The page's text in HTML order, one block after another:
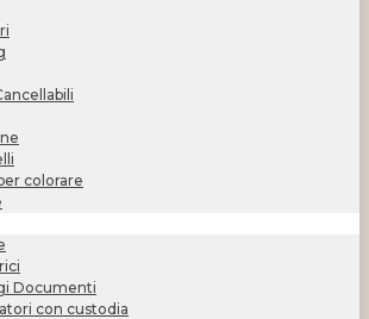
colorare
Documenti
con custodia